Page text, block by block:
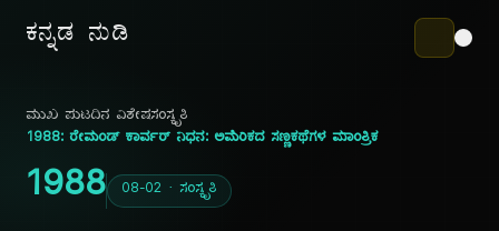
ಕನ್ನಡ ನುಡಿ
ಮುಖ ಪುಟದಿನ ವಿಶೇಷಸಂಸ್ಕೃತಿ
1988: ರೇಮಂಡ್ ಕಾರ್ವರ್ ನಿಧನ: ಅಮೆರಿಕದ ಸಣ್ಣಕಥೆಗಳ ಮಾಂತ್ರಿಕ
1988 08-02 · ಸಂಸ್ಕೃತಿ